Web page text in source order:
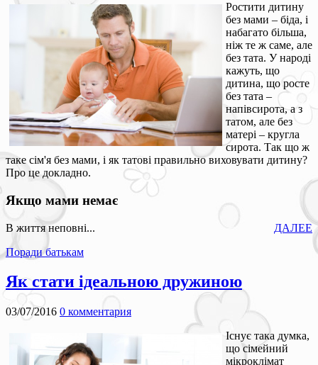
Ростити дитину
без мами – біда, і
набагато більша,
ніж те ж саме, але
без тата. У народі
кажуть, що
дитина, що росте
без тата –
напівсирота, а з
татом, але без
матері – кругла
сирота. Так що ж
таке сім'я без мами, і як татові правильно виховувати дитину?
Про це докладно.
Якщо мами немає
В життя неповні...
ДАЛЕЕ
Поради батькам
Як стати ідеальною дружиною
03/07/2016 0 комментария
Існує така думка,
що сімейний
мікроклімат